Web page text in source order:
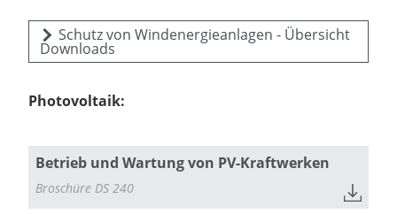
Schutz von Windenergieanlagen - Übersicht
Downloads
Photovoltaik:
Betrieb und Wartung von PV-Kraftwerken
Broschüre DS 240